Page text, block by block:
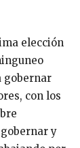
elección
gobernar
con los
y